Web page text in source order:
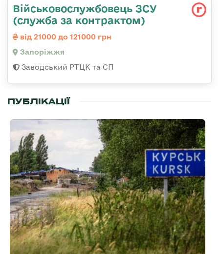
Військовослужбовець ЗСУ
(служба за контрактом)
від 21000 до 121000 грн
Запоріжжя
Заводський РТЦК та СП
ПУБЛІКАЦІЇ